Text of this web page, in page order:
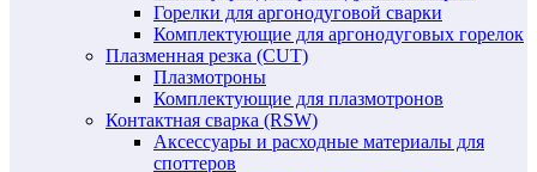
Горелки для аргонодуговой сварки
Комплектующие для аргонодуговых горелок
Плазменная резка (CUT)
Плазмотроны
Комплектующие для плазмотронов
Контактная сварка (RSW)
Аксессуары и расходные материалы для
споттеров